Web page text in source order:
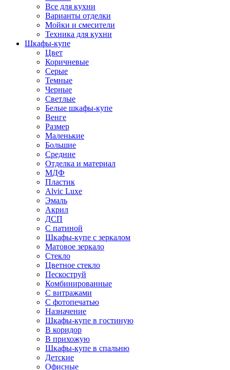
Все для кухни
Варианты отделки
Мойки и смесители
Техника для кухни
Шкафы-купе
Цвет
Коричневые
Серые
Темные
Черные
Светлые
Белые шкафы-купе
Венге
Размер
Маленькие
Большие
Средние
Отделка и материал
МДФ
Пластик
Alvic Luxe
Эмаль
Акрил
ДСП
С патиной
Шкафы-купе с зеркалом
Матовое зеркало
Стекло
Цветное стекло
Пескоструй
Комбинированные
С витражами
С фотопечатью
Назначение
Шкафы-купе в гостиную
В коридор
В прихожую
Шкафы-купе в спальню
Детские
Офисные